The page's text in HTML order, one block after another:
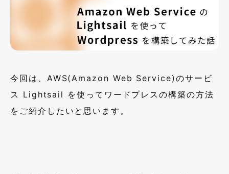
今回は、AWS(Amazon Web Service)のサービ
ス Lightsail を使ってワードプレスの構築の方法
をご紹介したいと思います。